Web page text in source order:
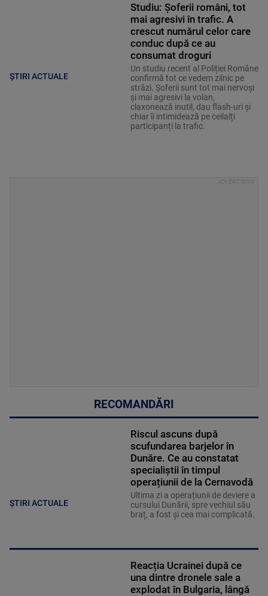
ȘTIRI ACTUALE
Studiu: Șoferii români, tot
mai agresivi în trafic. A
crescut numărul celor care
conduc după ce au
consumat droguri
Un studiu recent al Poliției Române
confirmă tot ce vedem zilnic pe
străzi. Șoferii sunt tot mai nervoși
și mai agresivi la volan,
claxonează inutil, dau flash-uri și
chiar îi intimidează pe ceilalți
participanți la trafic.
RECOMANDĂRI
ȘTIRI ACTUALE
Riscul ascuns după
scufundarea barjelor în
Dunăre. Ce au constatat
specialiștii în timpul
operațiunii de la Cernavodă
Ultima zi a operațiunii de deviere a
cursului Dunării, spre vechiul său
braț, a fost și cea mai complicată.
Reacția Ucrainei după ce
una dintre dronele sale a
explodat în Bulgaria, lângă